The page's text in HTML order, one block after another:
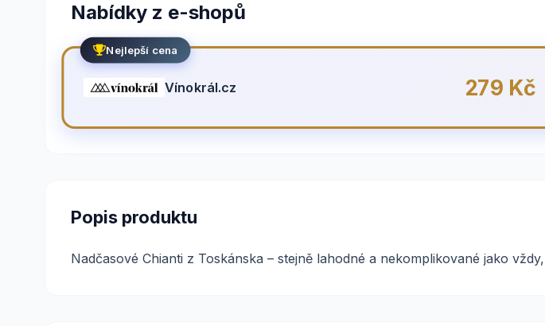
Nabídky z e-shopů
Nejlepší cena
Vínokrál.cz 279 Kč
Popis produktu
Nadčasové Chianti z Toskánska – stejně lahodné a nekomplikované jako